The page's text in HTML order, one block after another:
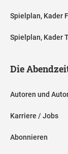
Spielplan, Kader
Spielplan, Kader
Die
Autoren und
Karriere / Jobs
Abonnieren